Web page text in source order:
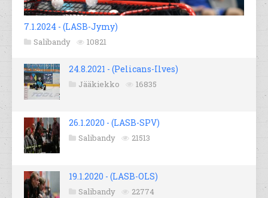
7.1.2024 - (LASB-Jymy)
Salibandy 10821
24.8.2021 - (Pelicans-Ilves)
Jääkiekko 16835
26.1.2020 - (LASB-SPV)
Salibandy 21513
19.1.2020 - (LASB-OLS)
Salibandy 22774